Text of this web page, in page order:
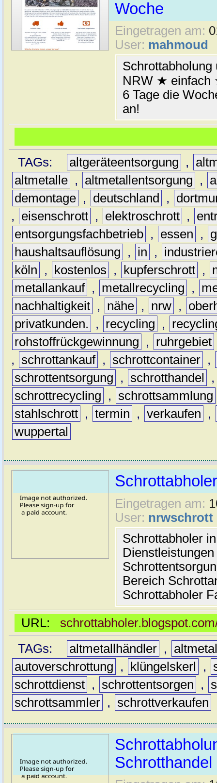
Woche
Eingetragen am:
User: mahmoud
Schrottabholung
NRW ★
6 Tage die
an!
TAGs: altgeräteentsorgung ,
altmetalle , altmetallentsorgung ,
demontage , deutschland ,
,
eisenschrott , elektroschrott ,
entsorgungsfachbetrieb , essen ,
haushaltsauflösung
, in ,
köln
, kostenlos , kupferschrott ,
metallankauf , metallrecycling ,
nachhaltigkeit , nähe , nrw ,
privatkunden.
, recycling ,
rohstoffrückgewinnung
, ruhrgebiet
,
schrottankauf , schrottcontainer ,
schrottentsorgung
, schrotthandel
schrottrecycling
, schrottsammlung
stahlschrott , termin , verkaufen
,
wuppertal
Schrottabholer
Eingetragen am:
User: nrwschrott
Schrottabholer
Bereich
Schrottabholer
URL:
TAGs:
altmetallhändler ,
autoverschrottung
, klüngelskerl ,
schrottdienst , schrottentsorgen ,
schrottsammler , schrottverkaufen
Schrotthandel